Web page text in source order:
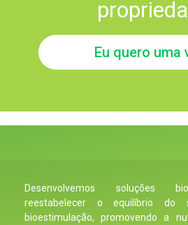
Eu quero uma
Desenvolvemos soluções
reestabelecer o equilíbrio
bioestimulação, promovendo a